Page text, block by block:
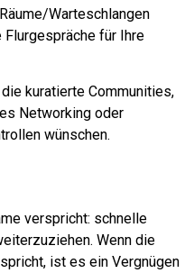
Warteschlangen
Flurgespräche für Ihre
kuratierte Communities,
Networking oder
wünschen.
verspricht: schnelle
Wenn die
ist es ein Vergnügen